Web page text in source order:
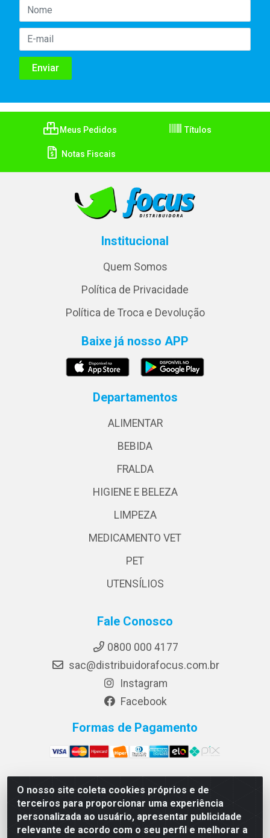
O nosso site coleta cookies próprios e de
terceiros para proporcionar uma experiência
personalizada ao usuário, apresentar publicidade
relevante de acordo com o seu perfil e melhorar a
Meus Pedidos Títulos
Notas Fiscais
Institucional
Quem Somos
Política de Privacidade
Política de Troca e Devolução
Baixe já nosso APP
Departamentos
ALIMENTAR
BEBIDA
FRALDA
HIGIENE E BELEZA
LIMPEZA
MEDICAMENTO VET
PET
UTENSÍLIOS
Fale Conosco
0800 000 4177
sac@distribuidorafocus.com.br
Instagram
Facebook
Formas de Pagamento
Focus Distribuidora LTDA - Rua Republica Eslovaca, 1121
- Muribeca, Jaboatão dos Guararapes/PE - CEP 54350-
195 - CNPJ 10.960.053/0001-08